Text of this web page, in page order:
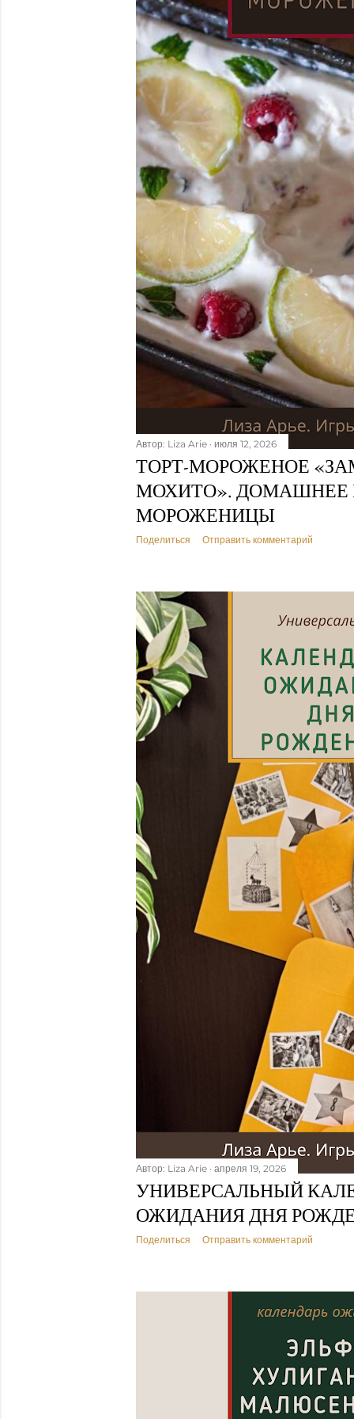
Автор: Liza Arie июля 12, 2026
ТОРТ-МОРОЖЕНОЕ
МОХИТО». ДОМАШНЕЕ
МОРОЖЕНИЦЫ
Поделиться Отправить комментарий
Автор: Liza Arie апреля 19, 2026
УНИВЕРСАЛЬНЫЙ
ОЖИДАНИЯ ДНЯ
Поделиться Отправить комментарий